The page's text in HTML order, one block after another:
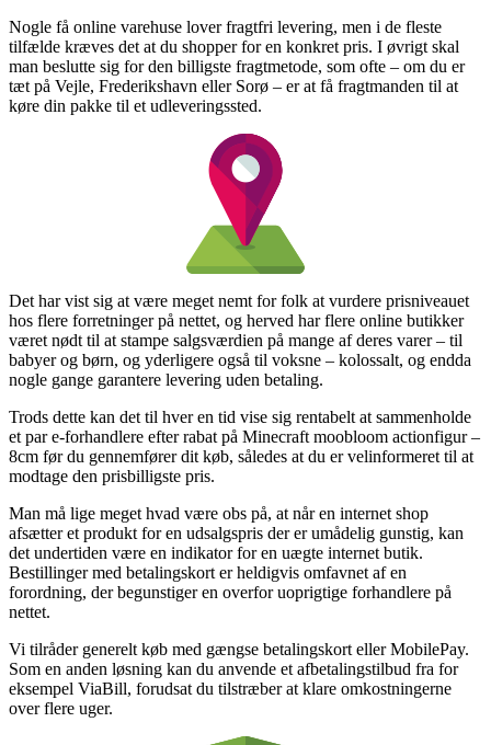
Nogle få online varehuse lover fragtfri levering, men i de fleste
tilfælde kræves det at du shopper for en konkret pris. I øvrigt skal
man beslutte sig for den billigste fragtmetode, som ofte – om du er
tæt på Vejle, Frederikshavn eller Sorø – er at få fragtmanden til at
køre din pakke til et udleveringssted.
Det har vist sig at være meget nemt for folk at vurdere prisniveauet
hos flere forretninger på nettet, og herved har flere online butikker
været nødt til at stampe salgsværdien på mange af deres varer – til
babyer og børn, og yderligere også til voksne – kolossalt, og endda
nogle gange garantere levering uden betaling.
Trods dette kan det til hver en tid vise sig rentabelt at sammenholde
et par e-forhandlere efter rabat på Minecraft moobloom actionfigur –
8cm før du gennemfører dit køb, således at du er velinformeret til at
modtage den prisbilligste pris.
Man må lige meget hvad være obs på, at når en internet shop
afsætter et produkt for en udsalgspris der er umådelig gunstig, kan
det undertiden være en indikator for en uægte internet butik.
Bestillinger med betalingskort er heldigvis omfavnet af en
forordning, der begunstiger en overfor uoprigtige forhandlere på
nettet.
Vi tilråder generelt køb med gængse betalingskort eller MobilePay.
Som en anden løsning kan du anvende et afbetalingstilbud fra for
eksempel ViaBill, forudsat du tilstræber at klare omkostningerne
over flere uger.